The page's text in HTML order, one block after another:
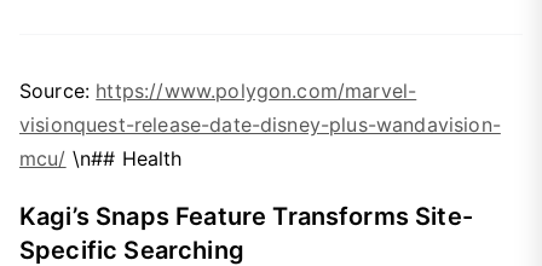
Source: https://www.polygon.com/marvel-
visionquest-release-date-disney-plus-wandavision-
mcu/ \n## Health
Kagi’s Snaps Feature Transforms Site-
Specific Searching